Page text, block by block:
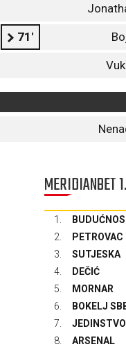
71'
MERIDIANBET
1.
2.
PETROVAC
3.
SUTJESKA
4.
DEČIĆ
5.
MORNAR
6.
BOKELJ
7.
8.
ARSENAL